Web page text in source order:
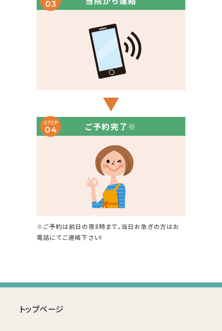
ご予約完了※
※ご予約は前日の夜8時まで。当日お急ぎの方はお
電話にてご連絡下さい!
トップページ